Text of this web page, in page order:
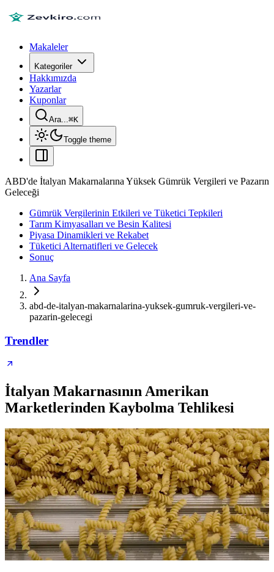
Makaleler
Kategoriler
Hakkımızda
Yazarlar
Kuponlar
Ara...⌘K
Toggle theme
ABD'de İtalyan Makarnalarına Yüksek Gümrük Vergileri ve Pazarın
Geleceği
Gümrük Vergilerinin Etkileri ve Tüketici Tepkileri
Tarım Kimyasalları ve Besin Kalitesi
Piyasa Dinamikleri ve Rekabet
Tüketici Alternatifleri ve Gelecek
Sonuç
Ana Sayfa
abd-de-italyan-makarnalarina-yuksek-gumruk-vergileri-ve-
pazarin-gelecegi
Trendler
İtalyan Makarnasının Amerikan
Marketlerinden Kaybolma Tehlikesi